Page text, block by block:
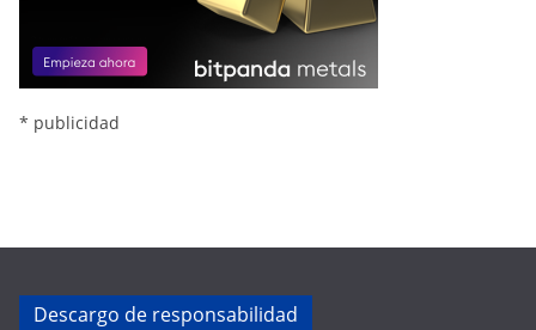
* publicidad
Descargo de responsabilidad